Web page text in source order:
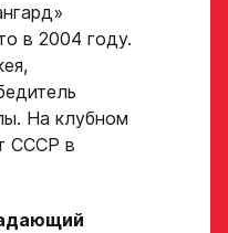
в 2004 году.
На клубном
СССР в